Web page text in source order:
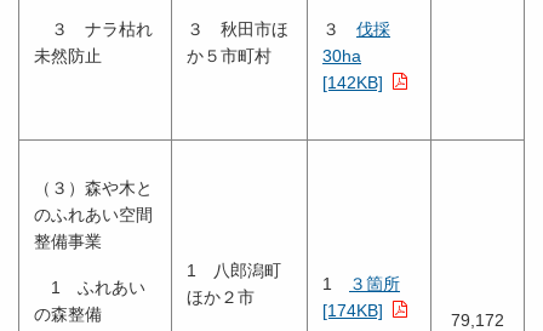
３ ナラ枯れ
未然防止
３ 秋田市ほ
か５市町村
３ 伐採
30ha
[142KB]
（３）森や木と
のふれあい空間
整備事業
1 ふれあい
の森整備
1 八郎潟町
ほか２市
1
３箇所
[174KB]
79,172